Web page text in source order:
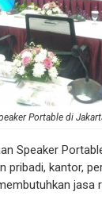
Portable di
Speaker
pribadi, kantor,
jasa